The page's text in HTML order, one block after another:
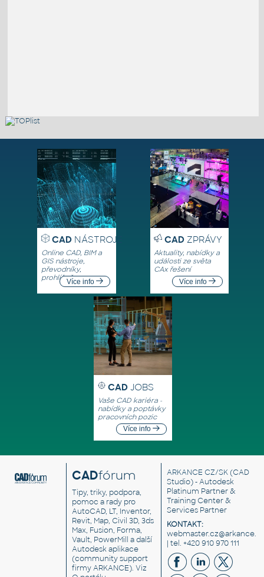
CADNÁSTROJE
Online CAD, BIM a
GIS nástroje,
převodníky,
prohlížečeVíce info
CADZPRÁVY
Aktuality, nabídky a
události ze světa
CAx řešení
Více info
CAD JOBS
Vaše CAD kariéra -
nabídky a poptávky
pracovních pozic
Více info
CADfórum
Tipy, triky, podpora,
pomoc a rady pro
AutoCAD, LT, Inventor,
Revit, Map, Civil 3D, 3ds
Max, Fusion, Forma,
Vault, PowerMill a další
Autodesk aplikace
(community support
firmy ARKANCE). Viz
ARKANCE CZ/SK(CAD
Studio) - Autodesk
Platinum Partner &
Training Center &
Services Partner
KONTAKT:
| tel. +420 910 970 111